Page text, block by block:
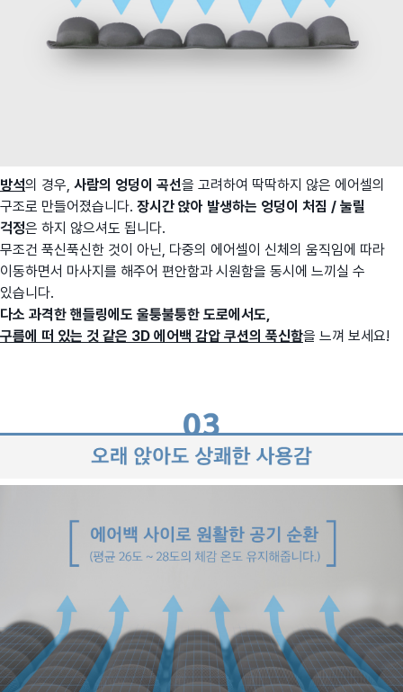
방석의 경우, 사람의 엉덩이 곡선을 고려하여 딱딱하지 않은 에어셀의
구조로 만들어졌습니다. 장시간 앉아 발생하는 엉덩이 처짐 / 눌릴
걱정은 하지 않으셔도 됩니다.
무조건 푹신푹신한 것이 아닌, 다중의 에어셀이 신체의 움직임에 따라
이동하면서 마사지를 해주어 편안함과 시원함을 동시에 느끼실 수
있습니다.
다소 과격한 핸들링에도 울퉁불퉁한 도로에서도,
구름에 떠 있는 것 같은 3D 에어백 감압 쿠션의 푹신함을 느껴 보세요!